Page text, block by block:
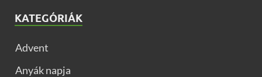
KATEGÓRIÁK
Advent
Anyák napja